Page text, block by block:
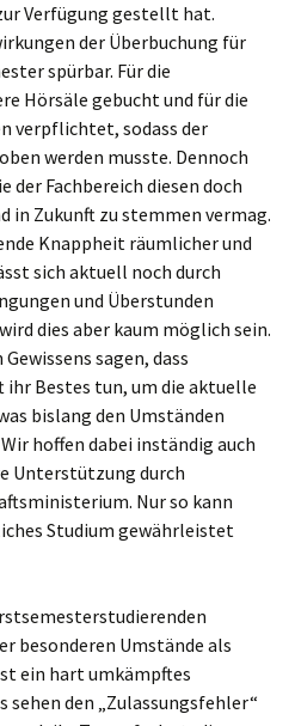
Verfügung gestellt hat.
der Überbuchung für
spürbar. Für die
Hörsäle gebucht und für die
verpflichtet, sodass der
werden musste. Dennoch
der Fachbereich diesen doch
in Zukunft zu stemmen vermag.
Knappheit räumlicher und
sich aktuell noch durch
und Überstunden
dies aber kaum möglich sein.
sagen, dass
ihr Bestes tun, um die aktuelle
bislang den Umständen
hoffen dabei inständig auch
Unterstützung durch
Nur so kann
Studium gewährleistet
besonderen Umstände als
ein hart umkämpftes
sehen den „Zulassungsfehler“